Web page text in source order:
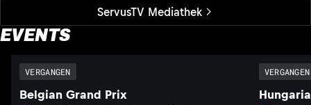
ServusTV Mediathek
EVENTS
VERGANGEN
Belgian Grand Prix
VERGANGEN